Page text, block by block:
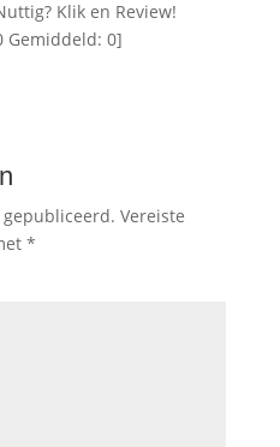
Klik en Review!
Gemiddeld:0]
Vereiste
*